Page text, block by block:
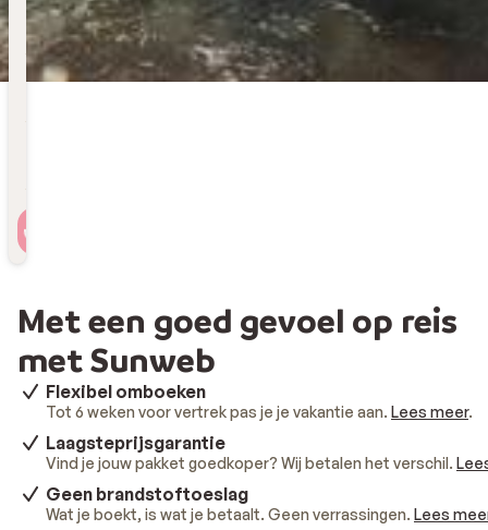
Wanneer
Vertrekdatum
Hoelang
Met een goed gevoel op reis
met Sunweb
Flexibel omboeken
Tot 6 weken voor vertrek pas je je vakantie aan. Lees meer.
Laagsteprijsgarantie
Vind je jouw pakket goedkoper? Wij betalen het verschil.
Geen brandstoftoeslag
Wat je boekt, is wat je betaalt. Geen verrassingen. Lees